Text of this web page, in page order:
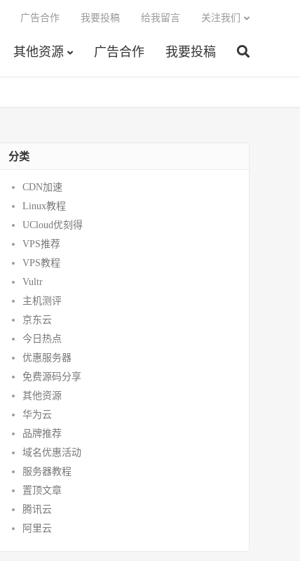
其他资源 广告合作 我要投稿
广告合作 我要投稿 给我留言 关注我们
分类
CDN加速
Linux教程
UCloud优刻得
VPS推荐
VPS教程
Vultr
主机测评
京东云
今日热点
优惠服务器
免费源码分享
其他资源
华为云
品牌推荐
域名优惠活动
服务器教程
置顶文章
腾讯云
阿里云